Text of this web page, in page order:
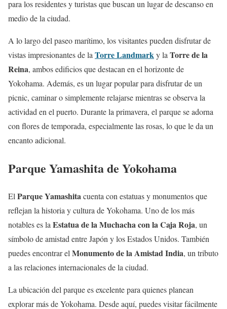
para los residentes y turistas que buscan un lugar de descanso en
medio de la ciudad.
A lo largo del paseo marítimo, los visitantes pueden disfrutar de
vistas impresionantes de la Torre Landmarky la Torre de la
Reina, ambos edificios que destacan en el horizonte de
Yokohama. Además, es un lugar popular para disfrutar de un
picnic, caminar o simplemente relajarse mientras se observa la
actividad en el puerto. Durante la primavera, el parque se adorna
con flores de temporada, especialmente las rosas, lo que le da un
encanto adicional.
Parque Yamashita de Yokohama
El Parque Yamashita cuenta con estatuas y monumentos que
reflejan la historia y cultura de Yokohama. Uno de los más
notables es la Estatua de la Muchacha con la Caja Roja, un
símbolo de amistad entre Japón y los Estados Unidos. También
puedes encontrar el Monumento de la Amistad India, un tributo
a las relaciones internacionales de la ciudad.
La ubicación del parque es excelente para quienes planean
explorar más de Yokohama. Desde aquí, puedes visitar fácilmente